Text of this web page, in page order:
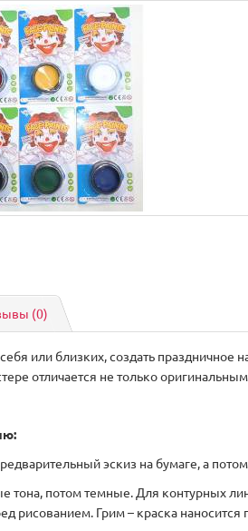
(0)
или близких, создать
отличается не только
эскиз на бумаге, а
тона, потом темные. Для контурных
рисованием. Грим – краска